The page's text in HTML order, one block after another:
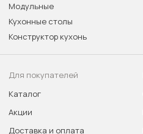
Модульные
Кухонные столы
Конструктор кухонь
Для покупателей
Каталог
Акции
Доставка и оплата